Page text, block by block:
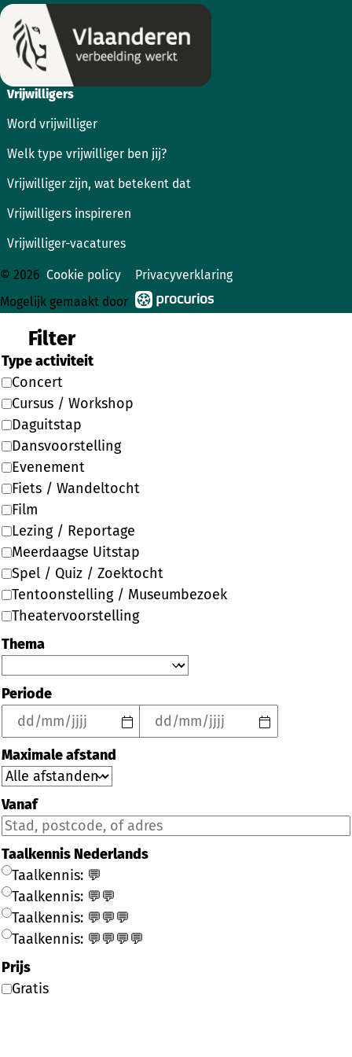
Vrijwilligers
Word vrijwilliger
Welk type vrijwilliger ben jij?
Vrijwilliger zijn, wat betekent dat
Vrijwilligers inspireren
Vrijwilliger-vacatures
© 2026 Cookie policy
Privacyverklaring
Mogelijk gemaakt door
Filter
Type activiteit
Concert
Cursus / Workshop
Daguitstap
Dansvoorstelling
Evenement
Fiets / Wandeltocht
Film
Lezing / Reportage
Meerdaagse Uitstap
Spel / Quiz / Zoektocht
Tentoonstelling / Museumbezoek
Theatervoorstelling
Thema
Periode
Maximale afstand
Vanaf
Taalkennis Nederlands
Taalkennis: 💬
Taalkennis: 💬💬
Taalkennis: 💬💬💬
Taalkennis: 💬💬💬💬
Prijs
Gratis